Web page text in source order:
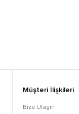
Müşteri İlişkileri
Bize Ulaşın